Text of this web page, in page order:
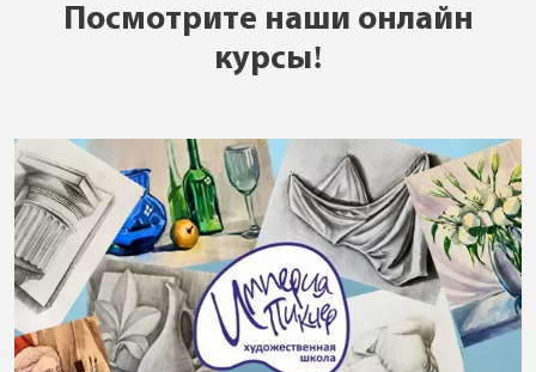
Посмотрите наши онлайн
курсы!